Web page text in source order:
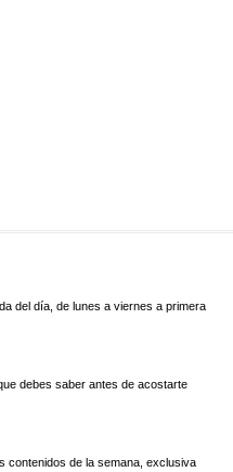
del día, de lunes a viernes a primera
debes saber antes de acostarte
contenidos de la semana, exclusiva